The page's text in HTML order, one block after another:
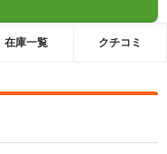
在庫一覧 クチコミ